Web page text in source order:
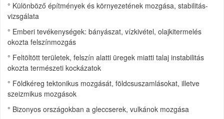
° Különböző építmények és környezetének mozgása, stabilitás-
vizsgálata
° Emberi tevékenységek: bányászat, vízkivétel, olajkitermelés
okozta felszínmozgás
° Feltöltött területek, felszín alatti üregek miatti talaj instabilitás
okozta természeti kockázatok
° Földkéreg tektonikus mozgását, földcsuszamlásokat, illetve
szeizmikus mozgások
° Bizonyos országokban a gleccserek, vulkánok mozgása